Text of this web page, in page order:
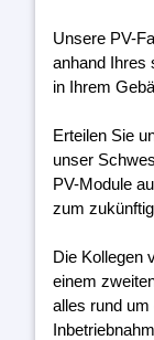
Unsere PV-
anhand Ihres
in Ihrem
Erteilen Sie
unser
PV-Module
zum
Die Kollegen
einem
alles rund